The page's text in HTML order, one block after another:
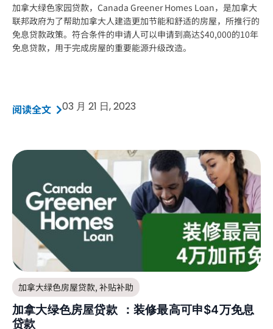
加拿大绿色家园贷款，Canada Greener Homes Loan，是加拿大
联邦政府为了帮助加拿大人建造更加节能和舒适的房屋，所推行的
免息贷款政策。符合条件的申请人可以申请到高达$40,000的10年
免息贷款，用于完成房屋的重要能源升级改造。
阅读全文 03 月 21 日, 2023
加拿大绿色房屋贷款, 补贴补助
加拿大绿色房屋贷款 ：装修最高可申$4万免息
贷款